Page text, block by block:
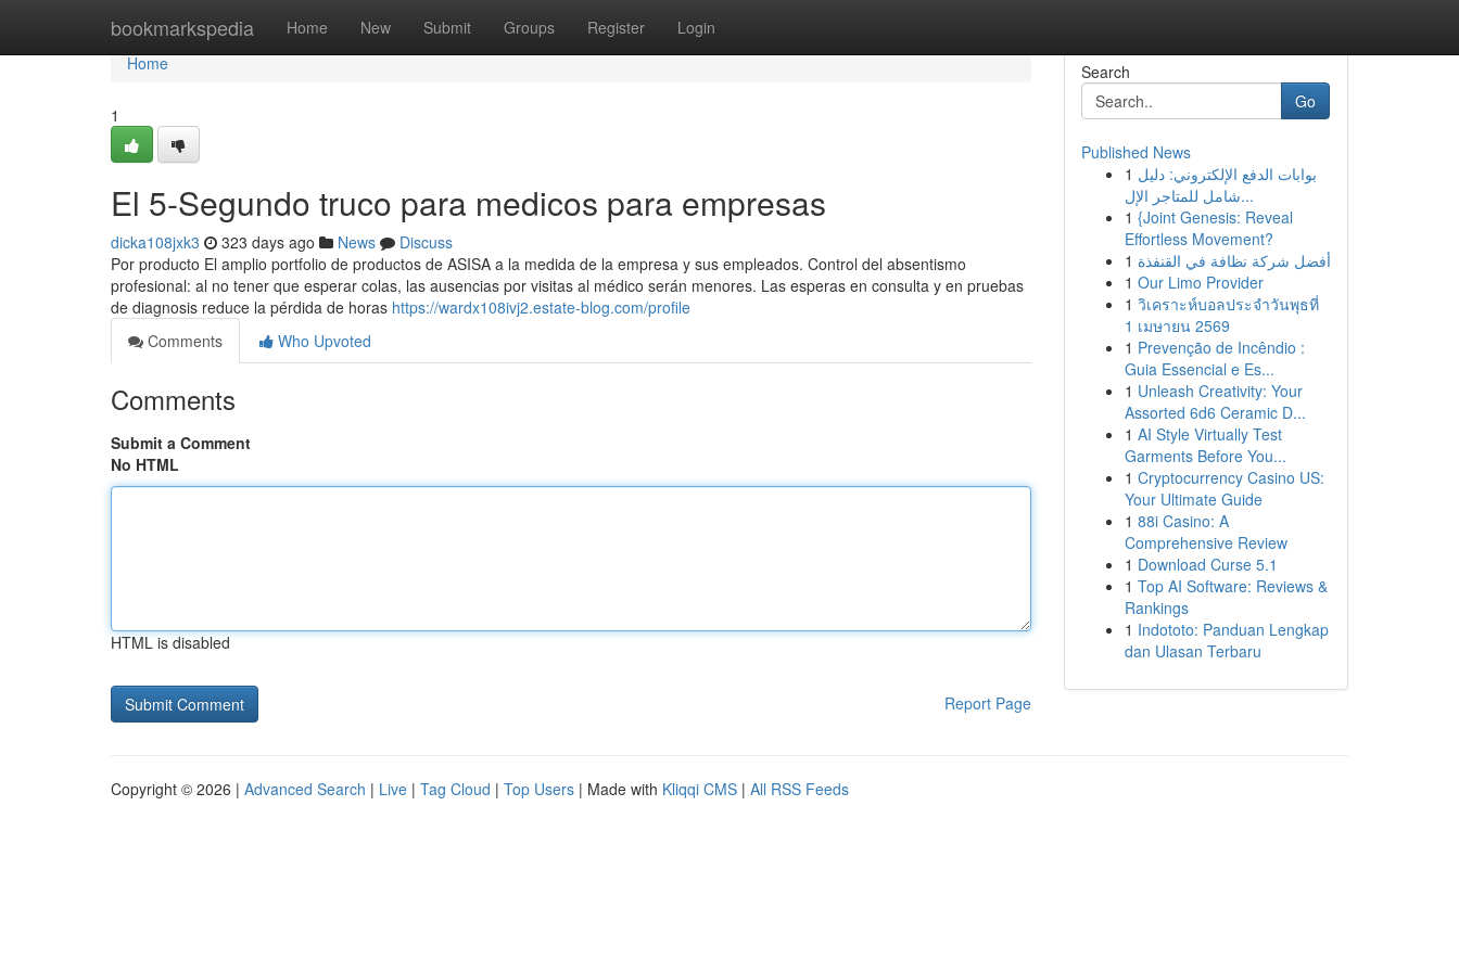
bookmarkspedia Home New Submit Groups Register Login
Home
Home
1
El 5-Segundo truco para medicos para empresas
dicka108jxk3 323 days ago News
Discuss
Por producto El amplio portfolio de productos de ASISA a la medida de la empresa y sus empleados. Control del absentismo
profesional: al no tener que esperar colas, las ausencias por visitas al médico serán menores. Las esperas en consulta y en pruebas
de diagnosis reduce la pérdida de horas https://wardx108ivj2.estate-blog.com/profile
Comments
Who Upvoted
Comments
Submit a Comment
No HTML
HTML is disabled
Report Page
Search
Go
Published News
1 بوابات الدفع الإلكتروني: دليل
شامل للمتاجر الإل...
1 {Joint Genesis: Reveal
Effortless Movement?
1 أفضل شركة نظافة في القنفذة
1 Our Limo Provider
1 วิเคราะห์บอลประจำวันพุธที่
1 เมษายน 2569
1 Prevenção de Incêndio :
Guia Essencial e Es...
1 Unleash Creativity: Your
Assorted 6d6 Ceramic D...
1 AI Style Virtually Test
Garments Before You...
1 Cryptocurrency Casino US:
Your Ultimate Guide
1 88i Casino: A
Comprehensive Review
1 Download Curse 5.1
1 Top AI Software: Reviews &
Rankings
1 Indototo: Panduan Lengkap
dan Ulasan Terbaru
Copyright © 2026 | Advanced Search | Live | Tag Cloud | Top Users | Made with Kliqqi CMS | All RSS Feeds